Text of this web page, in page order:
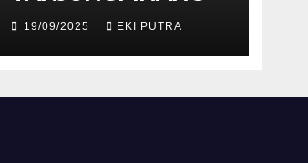
19/09/2025 EKI PUTRA